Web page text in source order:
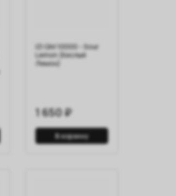
IZI QM 10000 - Sour
Lemon (Кислый
Лимон)
1 650 ₽
В корзину